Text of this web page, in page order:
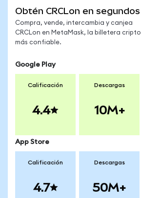
Obtén CRCLon en segundos
Compra, vende, intercambia y canjea
CRCLon en MetaMask, la billetera cripto
más confiable.
Google Play
Calificación
4.4
Descargas
10M+
App Store
Calificación
4.7
Descargas
50M+